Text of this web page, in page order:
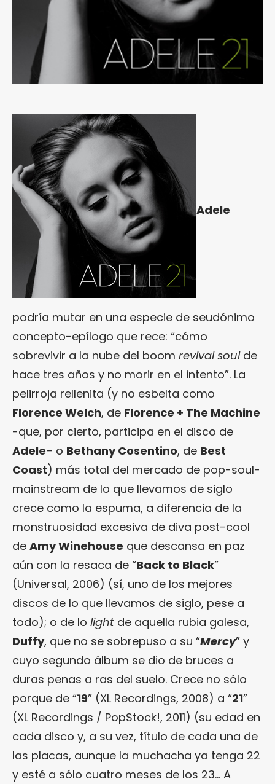
Adele
podría mutar en una especie de seudónimo
concepto-epílogo que rece: “cómo
sobrevivir a la nube del boom revival soulde
hace tres años y no morir en el intento”. La
pelirroja rellenita (y no esbelta como
Florence Welch, de Florence + The Machine
-que, por cierto, participa en el disco de
Adele– o Bethany Cosentino, de Best
Coast) más total del mercado de pop-soul-
mainstream de lo que llevamos de siglo
crece como la espuma, a diferencia de la
monstruosidad excesiva de diva post-cool
de Amy Winehouse que descansa en paz
aún con la resaca de “Back to Black”
(Universal, 2006) (sí, uno de los mejores
discos de lo que llevamos de siglo, pese a
todo); o de lo light de aquella rubia galesa,
Duffy, que no se sobrepuso a su “Mercy” y
cuyo segundo álbum se dio de bruces a
duras penas a ras del suelo. Crece no sólo
porque de “19” (XL Recordings, 2008) a “21”
(XL Recordings / PopStock!, 2011) (su edad en
cada disco y, a su vez, título de cada una de
las placas, aunque la muchacha ya tenga 22
y esté a sólo cuatro meses de los 23… A